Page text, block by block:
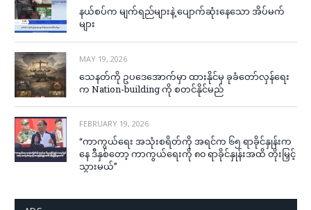
နယ်စပ်က မျက်ရည်များနဲ့ ပျောက်ဆုံးနေသော အိပ်မက်
များ
MAY 19, 2026
သေနတ်ကို ဥပဒေအောက်မှာ ထားနိုင်မှ ခုခံတော်လှန်ရေး
က Nation-building ကို စတင်နိုင်မည်
FEBRUARY 19, 2026
“ကာကွယ်ရေး အသုံးစရိတ်ကို အရင်က ၆၅ ရာခိုင်နှုန်းက
နေ ဒီနှစ်တော့ ကာကွယ်ရေးကို ၈၀ ရာခိုင်နှုန်းအထိ တိုးမြှင့်
သွားမယ်”